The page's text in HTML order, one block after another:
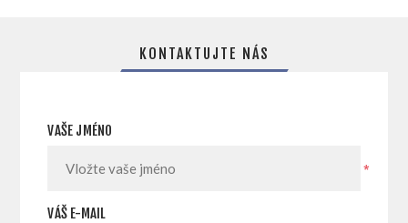
KONTAKTUJTE NÁS
VAŠE JMÉNO
*
VÁŠ E-MAIL